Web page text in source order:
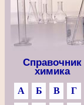
Справочник
химика
А Б В
Г